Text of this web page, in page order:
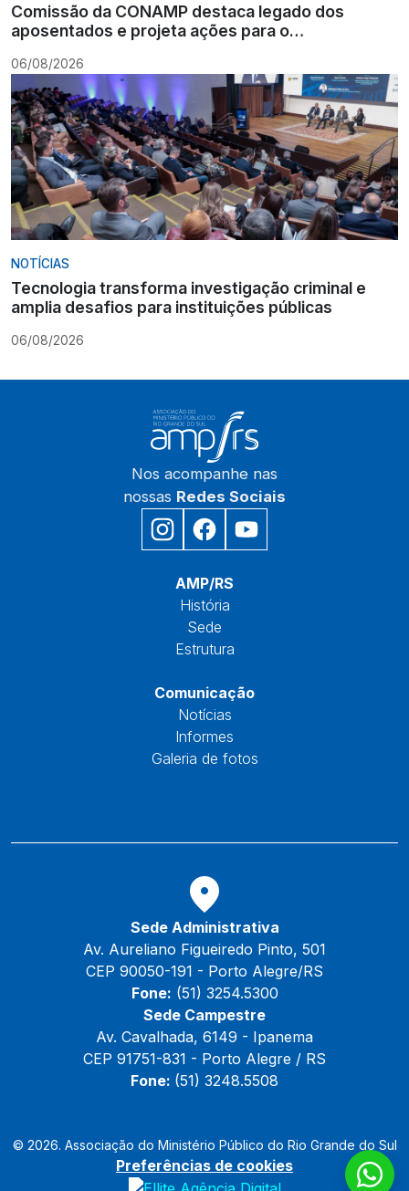
Comissão da CONAMP destaca legado dos
aposentados e projeta ações para o
06/08/2026
NOTÍCIAS
Tecnologia transforma investigação criminal e
amplia desafios para instituições públicas
06/08/2026
Nos acompanhe nas
nossas Redes Sociais
AMP/RS
História
Sede
Estrutura
Comunicação
Notícias
Informes
Galeria de fotos
Sede Administrativa
Av. Aureliano Figueiredo Pinto, 501
CEP 90050-191 - Porto Alegre/RS
Fone: (51) 3254.5300
Sede Campestre
Av. Cavalhada, 6149 - Ipanema
CEP 91751-831 - Porto Alegre / RS
Fone: (51) 3248.5508
© 2026. Associação do Ministério Público do Rio Grande do Sul
Preferências de cookies